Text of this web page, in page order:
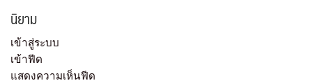
นิยาม
เข้าสู่ระบบ
เข้าฟีด
แสดงความเห็นฟีด